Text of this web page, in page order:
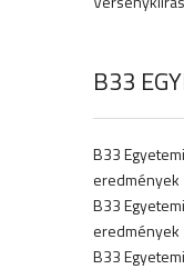
B33
B33
eredmények
B33
eredmények
B33